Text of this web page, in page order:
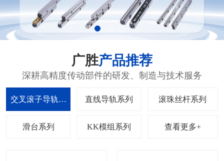
广胜产品推荐
深耕高精度传动部件的研发、制造与技术服务
交叉滚子导轨系
列
直线导轨系列 滚珠丝杆系列
滑台系列 KK模组系列 查看更多+